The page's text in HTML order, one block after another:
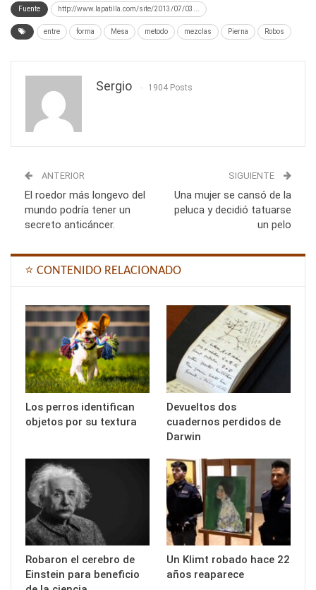
Fuente http://www.lapatilla.com/site/2013/07/03...
entre forma Mesa metodo mezclas Pierna Robos
Sergio 1904 Posts
ANTERIOR
El roedor más longevo del
mundo podría tener un
secreto anticáncer.
SIGUIENTE
Una mujer se cansó de la
peluca y decidió tatuarse
un pelo
⭐ CONTENIDO RELACIONADO
Los perros identifican
objetos por su textura
Devueltos dos
cuadernos perdidos de
Darwin
Robaron el cerebro de
Einstein para beneficio
Un Klimt robado hace 22
años reaparece